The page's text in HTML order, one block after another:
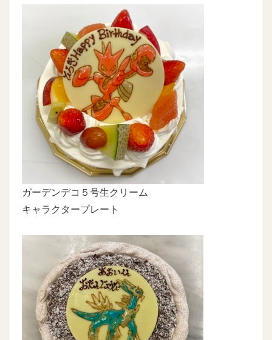
ガーデンデコ５号生クリーム
キャラクタープレート